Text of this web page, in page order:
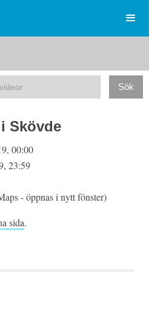
Skövde
00:00
23:59
- öppnas i nytt fönster)
sida.